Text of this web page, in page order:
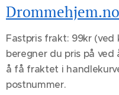
Drommehjem.no
Fastpris frakt: 99kr (ved
beregner du pris på
å få fraktet i
postnummer.